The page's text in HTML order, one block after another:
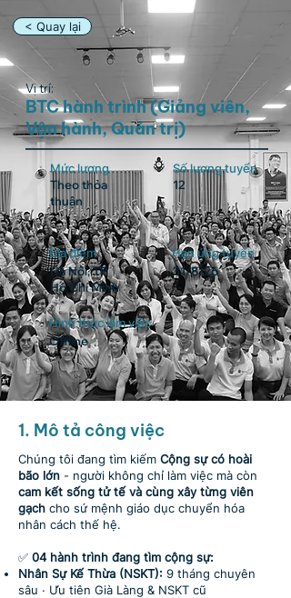
< Quay lại
Vị trí:
BTC hành trình (Giảng viên,
Vận hành, Quản trị)
Mức lương
Theo thỏa
thuận
Số lượng tuyển
12
Địa điểm
Hà Nội, TP.
Hồ Chí Minh
Hạn ứng tuyển
31/8/26
Hình thức làm việc
Offline
1. Mô tả công việc
Chúng tôi đang tìm kiếm Cộng sự có hoài
bão lớn - người không chỉ làm việc mà còn
cam kết sống tử tế và cùng xây từng viên
gạch cho sứ mệnh giáo dục chuyển hóa
nhân cách thế hệ.
✅ 04 hành trình đang tìm cộng sự:
Nhân Sự Kế Thừa (NSKT): 9 tháng chuyên
sâu · Ưu tiên Già Làng & NSKT cũ